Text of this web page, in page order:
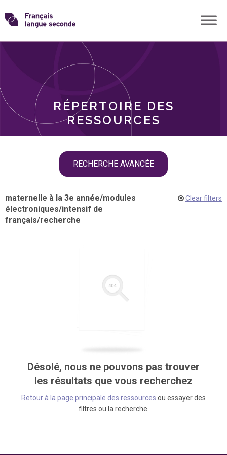
Skip
toTransformons
langue
RÉPERTOIRE DES
RESSOURCES
RECHERCHE AVANCÉE
THÈMES
maternelle à la 3e année/modules
électroniques/intensif de
français/recherche
Clear filters
Désolé, nous ne pouvons pas trouver
les résultats que vous recherchez
Retour à la page principale des ressources ou essayer des
filtres ou la recherche.